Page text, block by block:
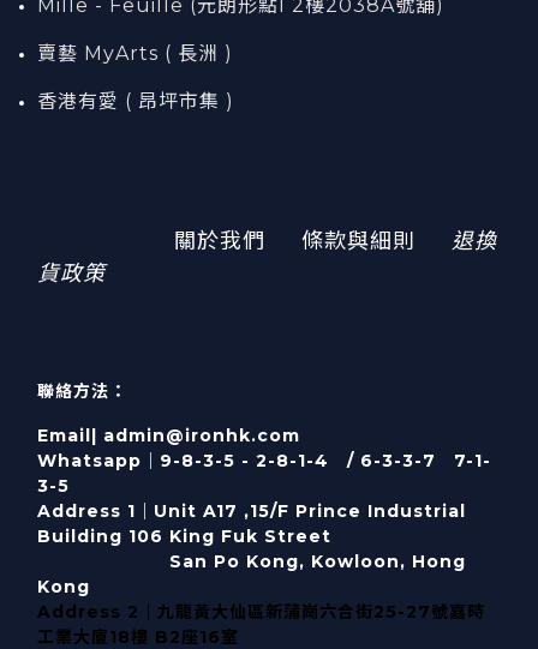
Mille - Feuille (元朗形點I 2樓2038A號舖)
賣藝 MyArts ( 長洲 )
香港有愛 ( 昂坪市集 )
關於我們 條款與細則
退換
貨政策
聯絡方法：
Email| admin@ironhk.com
Whatsapp｜9-8-3-5 - 2-8-1-4 / 6-3-3-7 7-1-
3-5
Address 1｜ Unit A17 ,15/F Prince Industrial
Building 106 King Fuk Street
San Po Kong, Kowloon, Hong
Kong
Address 2｜九龍黃大仙區新蒲崗六合街25-27號嘉時
工業大廈18樓 B2座16室